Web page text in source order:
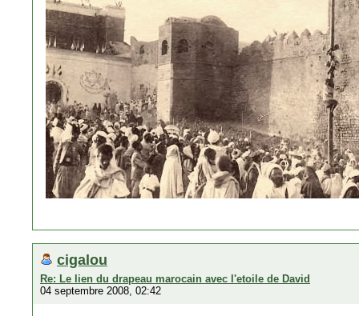
cigalou
Re: Le lien du drapeau marocain avec l'etoile de David
04 septembre 2008, 02:42